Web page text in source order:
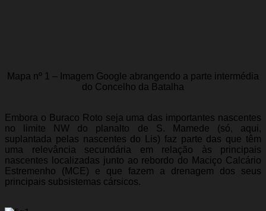
Mapa nº 1 – Imagem Google abrangendo a parte intermédia
do Concelho da Batalha
Embora o Buraco Roto seja uma das importantes nascentes
no limite NW do planalto de S. Mamede (só, aqui,
suplantada pelas nascentes do Lis) faz parte das que têm
uma relevância secundária em relação às principais
nascentes localizadas junto ao rebordo do Maciço Calcário
Estremenho (MCE) e que fazem a drenagem dos seus
principais subsistemas cársicos.